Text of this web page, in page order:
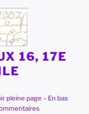
16, 17E
pleine page – En bas